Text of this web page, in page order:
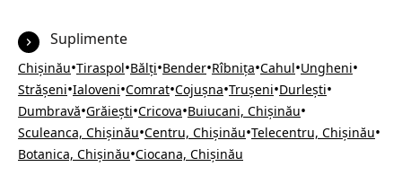
Suplimente
Chișinău•Tiraspol•Bălți•Bender•Rîbnița•Cahul•Ungheni•
Strășeni•Ialoveni•Comrat•Cojușna•Trușeni•Durlești•
Dumbravă•Grăiești•Cricova•Buiucani, Chișinău•
Sculeanca, Chișinău•Centru, Chișinău•Telecentru, Chișinău•
Botanica, Chișinău•Ciocana, Chișinău